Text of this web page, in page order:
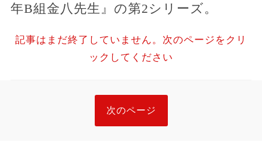
年B組金八先生』の第2シリーズ。
記事はまだ終了していません。次のページをクリ
ックしてください
次のページ